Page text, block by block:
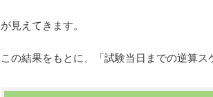
が見えてきます。
この結果をもとに、「試験当日までの逆算ス